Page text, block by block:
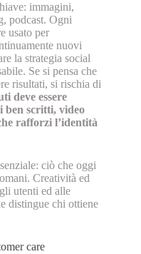
immagini,
podcast. Ogni
usato per
nuovi
la strategia social
Se si pensa che
risultati, si rischia di
deve essere
ben scritti, video
rafforzi l’identità
ciò che oggi
Creatività ed
utenti ed alle
distingue chi ottiene
care